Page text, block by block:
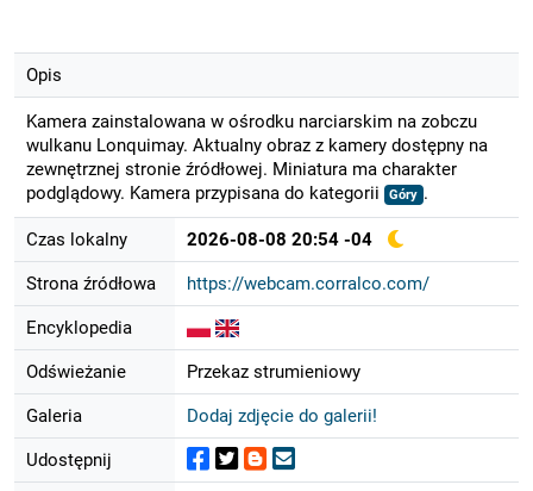
Opis
Kamera zainstalowana w ośrodku narciarskim na zobczu
wulkanu Lonquimay. Aktualny obraz z kamery dostępny na
zewnętrznej stronie źródłowej. Miniatura ma charakter
podglądowy. Kamera przypisana do kategorii
Góry .
Czas lokalny 2026-08-08 20:54 -04
Strona źródłowa https://webcam.corralco.com/
Encyklopedia
Odświeżanie Przekaz strumieniowy
Galeria Dodaj zdjęcie do galerii!
Udostępnij